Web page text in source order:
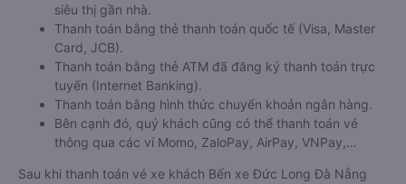
siêu thị gần nhà.
Thanh toán bằng thẻ thanh toán quốc tế (Visa, Master
Card, JCB).
Thanh toán bằng thẻ ATM đã đăng ký thanh toán trực
tuyến (Internet Banking).
Thanh toán bằng hình thức chuyển khoản ngân hàng.
Bên cạnh đó, quý khách cũng có thể thanh toán vé
thông qua các ví Momo, ZaloPay, AirPay, VNPay,…
Sau khi thanh toán vé xe khách Bến xe Đức Long Đà Nẵng